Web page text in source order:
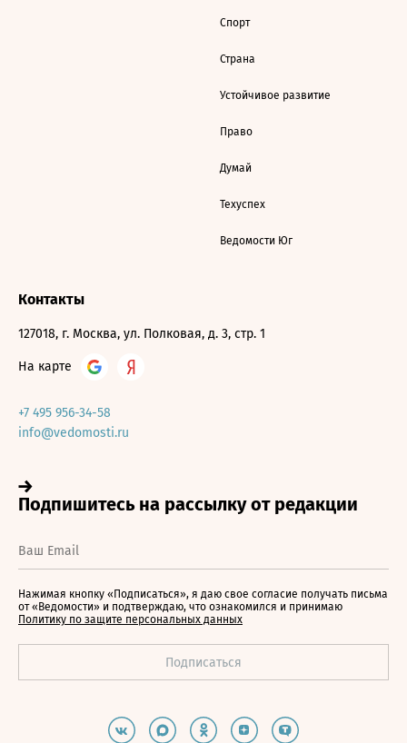
Спорт
Страна
Устойчивое развитие
Право
Думай
Техуспех
Ведомости Юг
Контакты
127018, г. Москва, ул. Полковая, д. 3, стр. 1
На карте
+7 495 956-34-58
info@vedomosti.ru
Нажимая кнопку «Подписаться», я даю свое согласие получать письма
от «Ведомости» и подтверждаю, что ознакомился и принимаю
Политику по защите персональных данных